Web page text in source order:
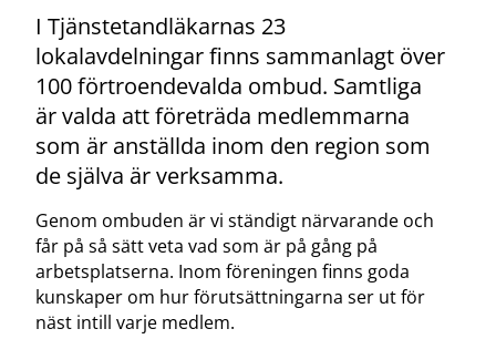
I Tjänstetandläkarnas 23
lokalavdelningar finns sammanlagt över
100 förtroendevalda ombud. Samtliga
är valda att företräda medlemmarna
som är anställda inom den region som
de själva är verksamma.
Genom ombuden är vi ständigt närvarande och
får på så sätt veta vad som är på gång på
arbetsplatserna. Inom föreningen finns goda
kunskaper om hur förutsättningarna ser ut för
näst intill varje medlem.